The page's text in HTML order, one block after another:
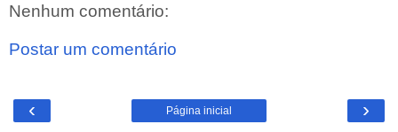
Nenhum comentário:
Postar um comentário
‹ ›
Página inicial